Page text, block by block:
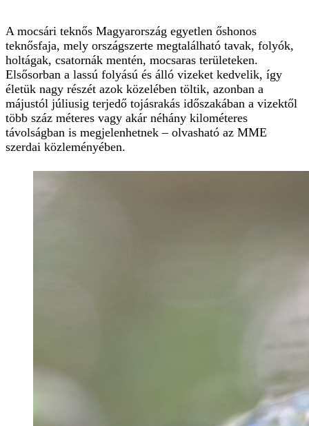
A mocsári teknős Magyarország egyetlen őshonos
teknősfaja, mely országszerte megtalálható tavak, folyók,
holtágak, csatornák mentén, mocsaras területeken.
Elsősorban a lassú folyású és álló vizeket kedvelik, így
életük nagy részét azok közelében töltik, azonban a
májustól júliusig terjedő tojásrakás időszakában a vizektől
több száz méteres vagy akár néhány kilométeres
távolságban is megjelenhetnek – olvasható az MME
szerdai közleményében.